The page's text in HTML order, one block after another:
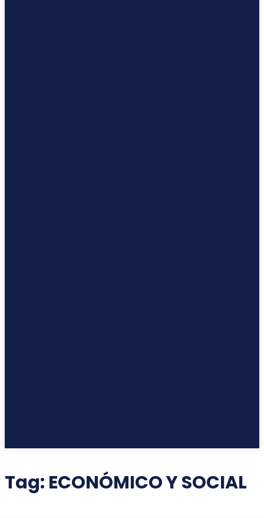
Tag: ECONÓMICO Y SOCIAL